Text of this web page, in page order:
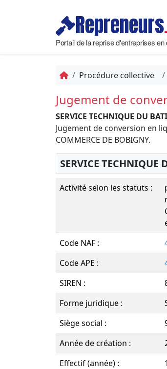
Repreneurs
Portail de la reprise d'entreprises en
Procédure collective
Jugement de
SERVICE TECHNIQUE DU
Jugement de conversion en
COMMERCE DE BOBIGNY.
SERVICE TECHNIQUE
Activité selon les statuts :
Code NAF :
Code APE :
SIREN :
Forme juridique :
Siège social :
Année de création :
Effectif (année) :